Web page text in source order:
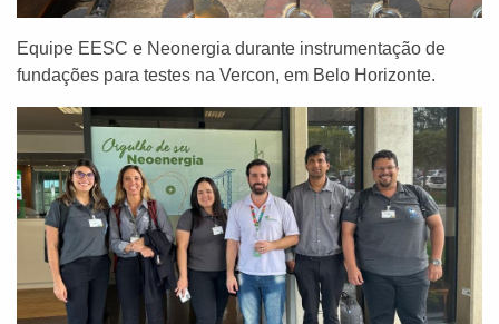
Equipe EESC e Neonergia durante instrumentação de
fundações para testes na Vercon, em Belo Horizonte.